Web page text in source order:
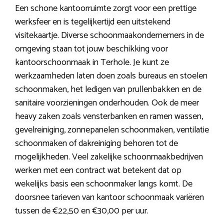
Een schone kantoorruimte zorgt voor een prettige
werksfeer en is tegelijkertijd een uitstekend
visitekaartje. Diverse schoonmaakondernemers in de
omgeving staan tot jouw beschikking voor
kantoorschoonmaak in Terhole. Je kunt ze
werkzaamheden laten doen zoals bureaus en stoelen
schoonmaken, het ledigen van prullenbakken en de
sanitaire voorzieningen onderhouden. Ook de meer
heavy zaken zoals vensterbanken en ramen wassen,
gevelreiniging, zonnepanelen schoonmaken, ventilatie
schoonmaken of dakreiniging behoren tot de
mogelijkheden. Veel zakelijke schoonmaakbedrijven
werken met een contract wat betekent dat op
wekelijks basis een schoonmaker langs komt. De
doorsnee tarieven van kantoor schoonmaak variëren
tussen de €22,50 en €30,00 per uur.